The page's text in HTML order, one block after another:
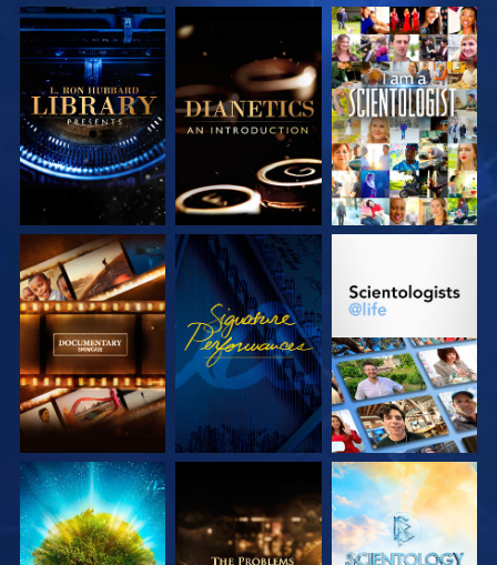
SERIE
ENTDECKEN
ENTDECKEN
ANSEHEN
SERIE
ENTDECKEN
ANSEHEN
SERIE
SERIE
ENTDECKEN
SERIE
ENTDECKEN
SERIE
ENTDECKEN